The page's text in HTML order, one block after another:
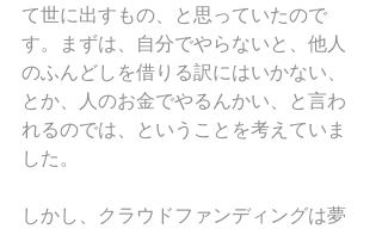
て世に出すもの、と思っていたので
す。まずは、自分でやらないと、他人
のふんどしを借りる訳にはいかない、
とか、人のお金でやるんかい、と言わ
れるのでは、ということを考えていま
した。
しかし、クラウドファンディングは夢